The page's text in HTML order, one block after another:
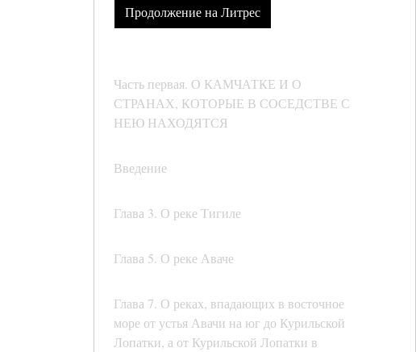
Продолжение на Литрес
Часть первая. О КАМЧАТКЕ И О
СТРАНАХ, КОТОРЫЕ В СОСЕДСТВЕ С
НЕЮ НАХОДЯТСЯ
Введение
Глава 3. О реке Тигиле
Глава 5. О реке Аваче
Глава 7. О реках, впадающих в восточное
море от устья Авачи на юг до Курильской
Лопатки, а от Курильской Лопатки в